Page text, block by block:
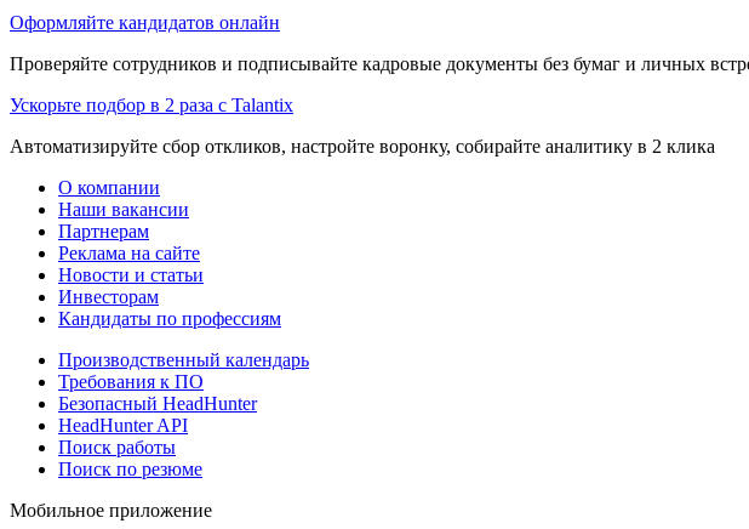
Оформляйте кандидатов онлайн
Проверяйте сотрудников и подписывайте кадровые документы без бумаг и личных
Ускорьте подбор в 2 раза с Talantix
Автоматизируйте сбор откликов, настройте воронку, собирайте аналитику в 2 клика
О компании
Наши вакансии
Партнерам
Реклама на сайте
Новости и статьи
Инвесторам
Кандидаты по профессиям
Производственный календарь
Требования к ПО
Безопасный HeadHunter
HeadHunter API
Поиск работы
Поиск по резюме
Мобильное приложение